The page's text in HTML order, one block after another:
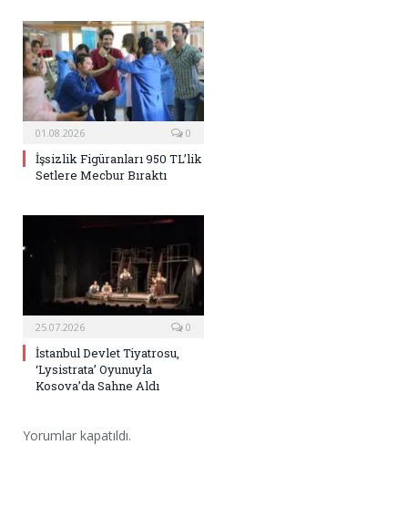
01.08.2026 0
İşsizlik Figüranları 950 TL’lik
Setlere Mecbur Bıraktı
25.07.2026 0
İstanbul Devlet Tiyatrosu,
‘Lysistrata’ Oyunuyla
Kosova’da Sahne Aldı
Yorumlar kapatıldı.